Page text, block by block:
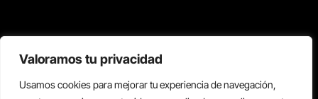
Valoramos tu privacidad
Usamos cookies para mejorar tu experiencia de navegación,
Copyright © 2026 Reisix. Todos los derechos reservados.